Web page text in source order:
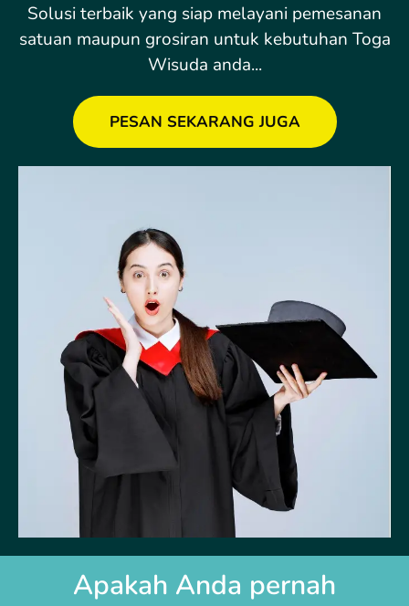
Solusi terbaik yang siap melayani pemesanan
satuan maupun grosiran untuk kebutuhan Toga
Wisuda anda...
PESAN SEKARANG JUGA
Apakah Anda pernah